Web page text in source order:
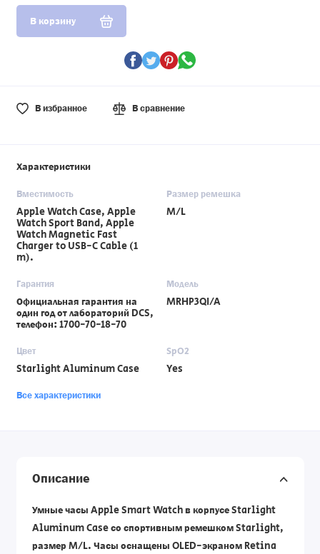
В корзину
В избранное В сравнение
Характеристики
Вместимость
Apple Watch Case, Apple
Watch Sport Band, Apple
Watch Magnetic Fast
Charger to USB-C Cable (1
m).
Размер ремешка
M/L
Гарантия
Официальная гарантия на
один год от лабораторий DCS,
телефон: 1700-70-18-70
Модель
MRHP3QI/A
Цвет
Starlight Aluminum Case
SpO2
Yes
Все характеристики
Описание
Умные часы Apple Smart Watch в корпусе Starlight
Aluminum Case со спортивным ремешком Starlight,
размер M/L. Часы оснащены OLED-экраном Retina